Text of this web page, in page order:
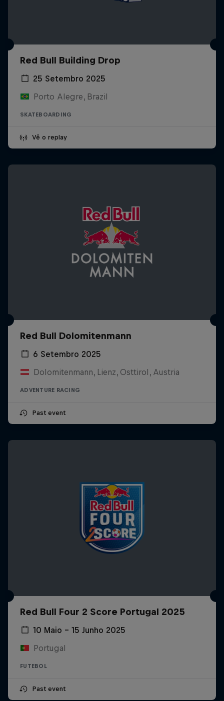
Red Bull Building Drop
25 Setembro 2025
Porto Alegre, Brazil
SKATEBOARDING
Vê o replay
Red Bull Dolomitenmann
6 Setembro 2025
Dolomitenmann, Lienz, Osttirol, Austria
ADVENTURE RACING
Past event
Red Bull Four 2 Score Portugal 2025
10 Maio – 15 Junho 2025
Portugal
FUTEBOL
Past event